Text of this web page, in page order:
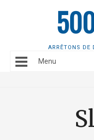
ARRÊTONS DE
Menu